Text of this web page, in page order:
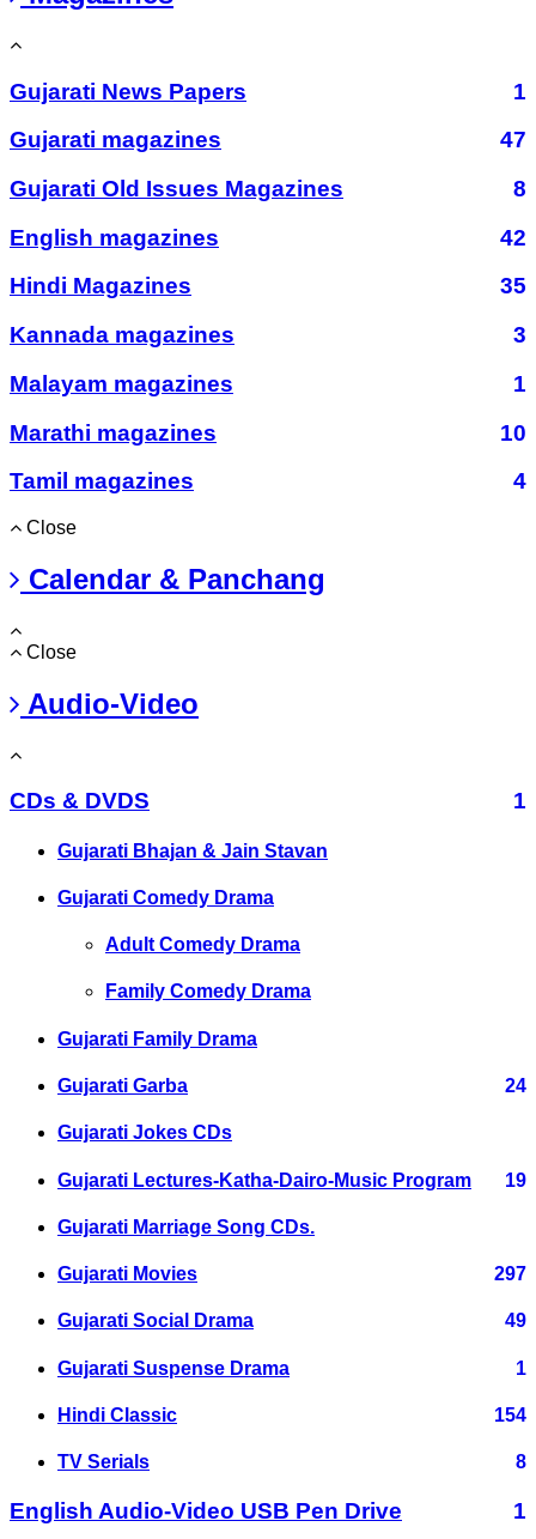
Gujarati News Papers
1
Gujarati magazines
47
Gujarati Old Issues Magazines
8
English magazines
42
Hindi Magazines
35
Kannada magazines
3
Malayam magazines
1
Marathi magazines
10
Tamil magazines
4
Close
Calendar & Panchang
Close
Audio-Video
CDs & DVDS 1
Gujarati Bhajan & Jain Stavan
Gujarati Comedy Drama
Adult Comedy Drama
Family Comedy Drama
Gujarati Family Drama
Gujarati Garba 24
Gujarati Jokes CDs
Gujarati Lectures-Katha-Dairo-Music Program 19
Gujarati Marriage Song CDs.
Gujarati Movies 297
Gujarati Social Drama 49
Gujarati Suspense Drama 1
Hindi Classic 154
TV Serials 8
English Audio-Video USB Pen Drive
1